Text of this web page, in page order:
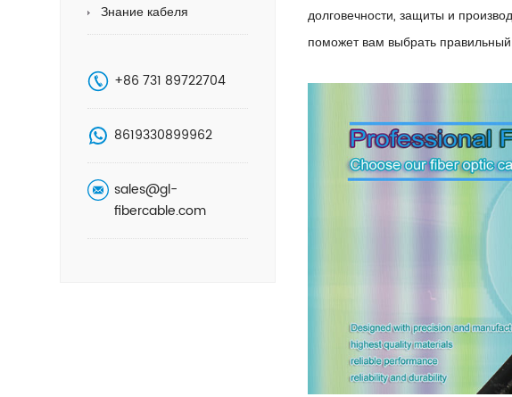
Знание кабеля
+86 731 89722704
8619330899962
sales@gl-
fibercable.com
долговечности, защиты и
поможет вам выбрать